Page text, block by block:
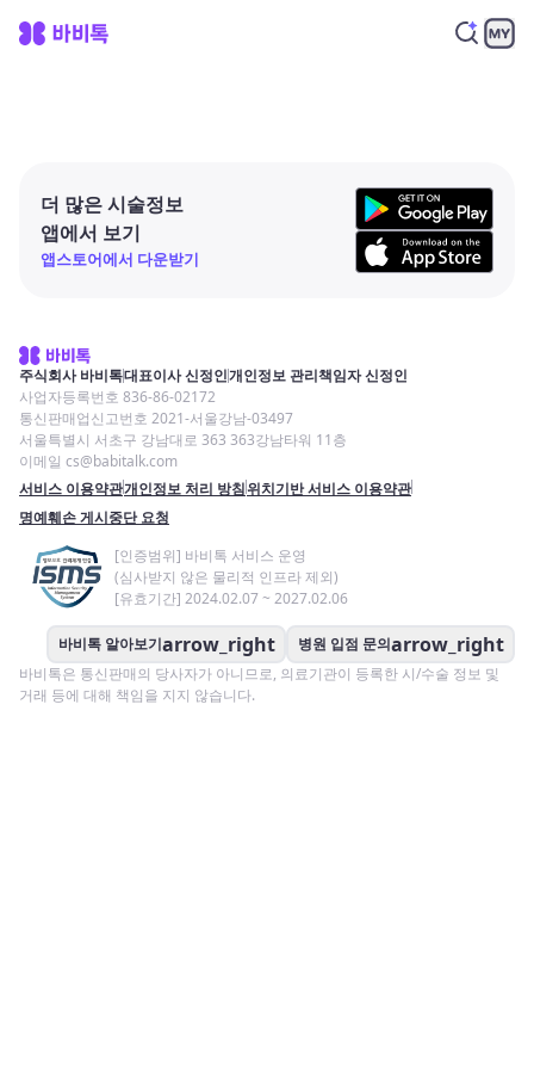
더 많은 시술정보
앱에서 보기
앱스토어에서 다운받기
주식회사 바비톡대표이사 신정인개인정보 관리책임자 신정인
사업자등록번호 836-86-02172
통신판매업신고번호 2021-서울강남-03497
서울특별시 서초구 강남대로 363 363강남타워 11층
이메일 cs@babitalk.com
서비스 이용약관개인정보 처리 방침위치기반 서비스 이용약관
명예훼손 게시중단 요청
[인증범위] 바비톡 서비스 운영
(심사받지 않은 물리적 인프라 제외)
[유효기간] 2024.02.07 ~ 2027.02.06
바비톡 알아보기arrow_right 병원 입점 문의arrow_right
바비톡은 통신판매의 당사자가 아니므로, 의료기관이 등록한 시/수술 정보 및
거래 등에 대해 책임을 지지 않습니다.